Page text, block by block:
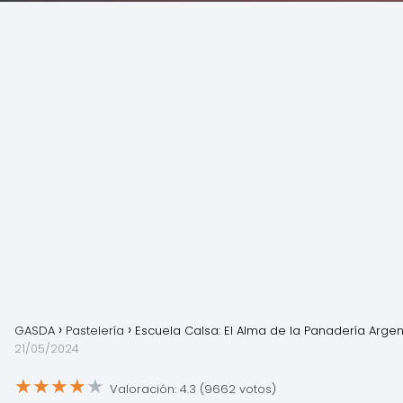
GASDA Pastelería
Escuela Calsa: El Alma de la Panadería
21/05/2024
★★★★★ Valoración: 4.3 (9662 votos)